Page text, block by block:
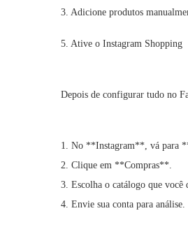
3. Adicione produtos
5. Ative o Instagram Shopping
Depois de configurar tudo no
1. No **Instagram**, vá para
2. Clique em **Compras**.
3. Escolha o catálogo que você
4. Envie sua conta para análise.